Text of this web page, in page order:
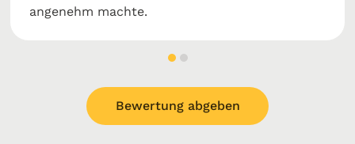
angenehm machte.
Bewertung abgeben